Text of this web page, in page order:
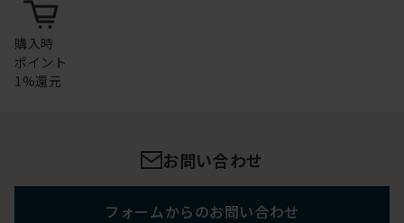
購入時
ポイント
1%還元
お問い合わせ
フォームからのお問い合わせ